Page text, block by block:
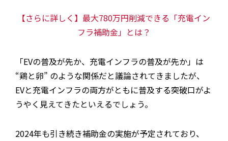
【さらに詳しく】最大780万円削減できる「充電イン
フラ補助金」とは？
「EVの普及が先か、充電インフラの普及が先か」は
“鶏と卵” のような関係だと議論されてきましたが、
EVと充電インフラの両方がともに普及する突破口がよ
うやく見えてきたといえるでしょう。
2024年も引き続き補助金の実施が予定されており、